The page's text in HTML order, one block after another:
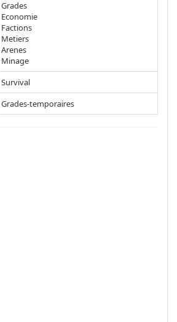
Grades
Economie
Factions
Metiers
Arenes
Minage
Survival
Grades-temporaires